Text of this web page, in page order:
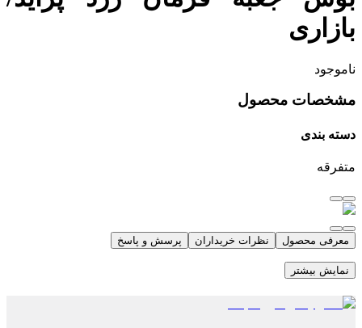
بازاری
ناموجود
مشخصات محصول
دسته بندی
متفرقه
معرفی محصول نظرات خریداران پرسش و پاسخ
نمایش بیشتر